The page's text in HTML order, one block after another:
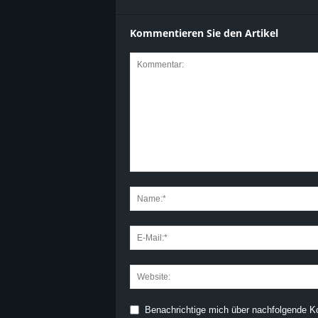
Kommentieren Sie den Artikel
Benachrichtige mich über nachfolgende